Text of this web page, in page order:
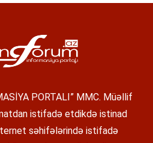
PORTALI” MMC. Müəllif
istifadə etdikdə istinad
səhifələrində istifadə